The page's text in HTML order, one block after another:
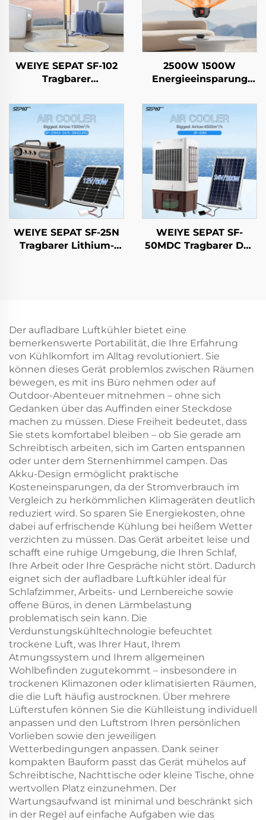
WEIYE SEPAT SF-102
Tragbarer
mit Höchster
Sicherheit für Innen-
und Außenbereich mit
Standfuß IP65
2500W 1500W
Energieeinsparung
Hängeradiator Kohle-
Kristallfaser Heizung
Intelligent
Fernbedienung IP44
WEIYE SEPAT SF-25N
Tragbarer Lithium-
WEIYE SEPAT SF-
50MDC Tragbarer DC-
Der aufladbare Luftkühler bietet eine
bemerkenswerte Portabilität, die Ihre Erfahrung
von Kühlkomfort im Alltag revolutioniert. Sie
können dieses Gerät problemlos zwischen Räumen
bewegen, es mit ins Büro nehmen oder auf
Outdoor-Abenteuer mitnehmen – ohne sich
Gedanken über das Auffinden einer Steckdose
machen zu müssen. Diese Freiheit bedeutet, dass
Sie stets komfortabel bleiben – ob Sie gerade am
Schreibtisch arbeiten, sich im Garten entspannen
oder unter dem Sternenhimmel campen. Das
Akku-Design ermöglicht praktische
Kosteneinsparungen, da der Stromverbrauch im
Vergleich zu herkömmlichen Klimageräten deutlich
reduziert wird. So sparen Sie Energiekosten, ohne
dabei auf erfrischende Kühlung bei heißem Wetter
verzichten zu müssen. Das Gerät arbeitet leise und
schafft eine ruhige Umgebung, die Ihren Schlaf,
Ihre Arbeit oder Ihre Gespräche nicht stört. Dadurch
eignet sich der aufladbare Luftkühler ideal für
Schlafzimmer, Arbeits- und Lernbereiche sowie
offene Büros, in denen Lärmbelastung
problematisch sein kann. Die
Verdunstungskühltechnologie befeuchtet
trockene Luft, was Ihrer Haut, Ihrem
Atmungssystem und Ihrem allgemeinen
Wohlbefinden zugutekommt – insbesondere in
trockenen Klimazonen oder klimatisierten Räumen,
die die Luft häufig austrocknen. Über mehrere
Lüfterstufen können Sie die Kühlleistung individuell
anpassen und den Luftstrom Ihren persönlichen
Vorlieben sowie den jeweiligen
Wetterbedingungen anpassen. Dank seiner
kompakten Bauform passt das Gerät mühelos auf
Schreibtische, Nachttische oder kleine Tische, ohne
wertvollen Platz einzunehmen. Der
Wartungsaufwand ist minimal und beschränkt sich
in der Regel auf einfache Aufgaben wie das